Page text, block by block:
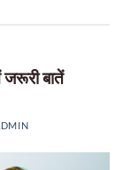
बातें